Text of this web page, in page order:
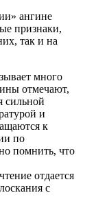
ангине
признаки,
так и на
много
отмечают,
сильной
и
к
по
помнить, что
отдается
с